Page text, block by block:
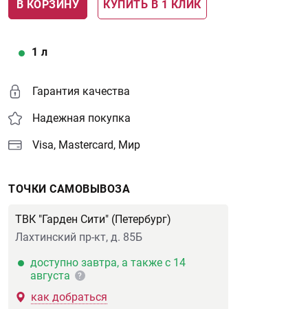
В КОРЗИНУ КУПИТЬ В 1 КЛИК
1 л
Гарантия качества
Надежная покупка
Visa, Mastercard, Мир
ТОЧКИ САМОВЫВОЗА
ТВК "Гарден Сити" (Петербург)
Лахтинский пр-кт, д. 85Б
доступно завтра, а также с 14
августа
?
как добраться